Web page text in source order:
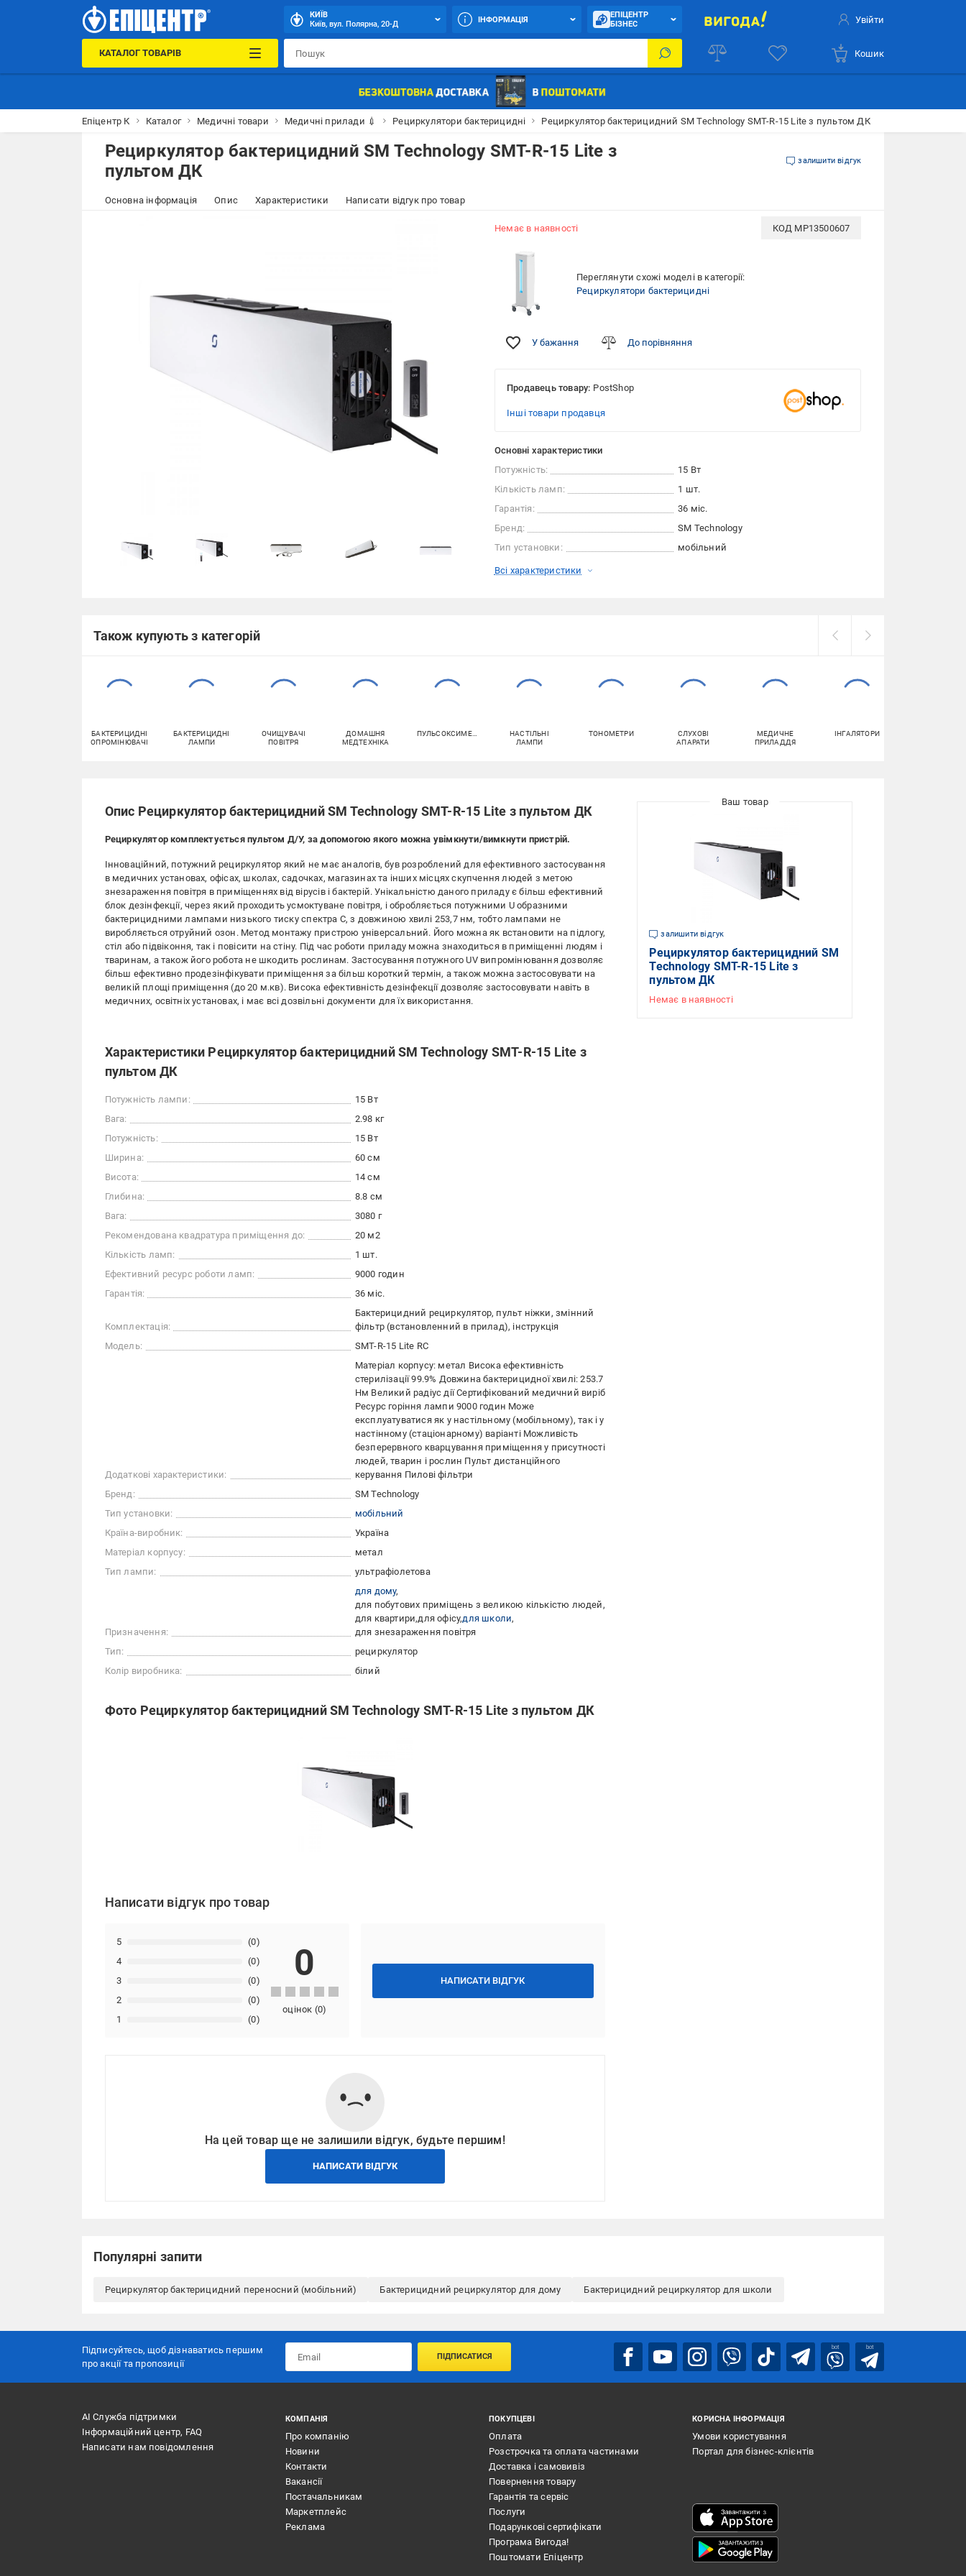
КИЇВ
Київ, вул. Полярна, 20-Д
ІНФОРМАЦІЯ
ЕПІЦЕНТР
БІЗНЕС
Увійти
КАТАЛОГ ТОВАРІВ Кошик
Епіцентр К Каталог Медичні товари Медичні прилади 💉 Рециркулятори бактерицидні Рециркулятор бактерицидний SM Technology SMT-R-15 Lite з пультом ДК
Рециркулятор бактерицидний SM Technology SMT-R-15 Lite з
пультом ДК
залишити відгук
Основна інформація Опис Характеристики Написати відгук про товар
Немає в наявності КОД MP13500607
Переглянути схожі моделі в категорії:
Рециркулятори бактерицидні
У бажання До порівняння
Продавець товару: PostShop
Інші товари продавця
Основні характеристики
Потужність:
15 Вт
Кількість ламп:
1 шт.
Гарантія:
36 міс.
Бренд:
SM Technology
Тип установки:
мобільний
Всі характеристики
Також купують з категорій
БАКТЕРИЦИДНІ
ОПРОМІНЮВАЧІ
БАКТЕРИЦИДНІ
ЛАМПИ
ОЧИЩУВАЧІ
ПОВІТРЯ
ДОМАШНЯ
МЕДТЕХНІКА
ПУЛЬСОКСИМЕТРИ
НАСТІЛЬНІ
ЛАМПИ
ТОНОМЕТРИ
СЛУХОВІ
АПАРАТИ
МЕДИЧНЕ
ПРИЛАДДЯ
ІНГАЛЯТОРИ
Опис Рециркулятор бактерицидний SM Technology SMT-R-15 Lite з пультом ДК
Рециркулятор комплектується пультом Д/У, за допомогою якого можна увімкнути/вимкнути пристрій.
Інноваційний, потужний рециркулятор який не має аналогів, був розроблений для ефективного застосування
в медичних установах, офісах, школах, садочках, магазинах та інших місцях скупчення людей з метою
знезараження повітря в приміщеннях від вірусів і бактерій. Унікальністю даного приладу є більш ефективний
блок дезінфекції, через який проходить усмоктуване повітря, і обробляється потужними U образними
бактерицидними лампами низького тиску спектра С, з довжиною хвилі 253,7 нм, тобто лампами не
виробляється отруйний озон. Метод монтажу пристрою універсальний. Його можна як встановити на підлогу,
стіл або підвіконня, так і повісити на стіну. Під час роботи приладу можна знаходиться в приміщенні людям і
тваринам, а також його робота не шкодить рослинам. Застосування потужного UV випромінювання дозволяє
більш ефективно продезінфікувати приміщення за більш короткий термін, а також можна застосовувати на
великій площі приміщення (до 20 м.кв). Висока ефективність дезінфекції дозволяє застосовувати навіть в
медичних, освітніх установах, і має всі дозвільні документи для їх використання.
Характеристики Рециркулятор бактерицидний SM Technology SMT-R-15 Lite з
пультом ДК
Потужність лампи:
15 Вт
Вага:
2.98 кг
Потужність:
15 Вт
Ширина:
60 см
Висота:
14 см
Глибина:
8.8 см
Вага:
3080 г
Рекомендована квадратура приміщення до:
20 м2
Кількість ламп:
1 шт.
Ефективний ресурс роботи ламп:
9000 годин
Гарантія:
36 міс.
Комплектація:
Бактерицидний рециркулятор, пульт ніжки, змінний
фільтр (встановленний в прилад), інструкція
Модель:
SMT-R-15 Lite RC
Додаткові характеристики:
Матеріал корпусу: метал Висока ефективність
стерилізації 99.9% Довжина бактерицидної хвилі: 253.7
Нм Великий радіус дії Сертифікований медичний виріб
Ресурс горіння лампи 9000 годин Може
експлуатуватися як у настільному (мобільному), так і у
настінному (стаціонарному) варіанті Можливість
безперервного кварцування приміщення у присутності
людей, тварин і рослин Пульт дистанційного
керування Пилові фільтри
Бренд:
SM Technology
Тип установки:
мобільний
Країна-виробник:
Україна
Матеріал корпусу:
метал
Тип лампи:
ультрафіолетова
Призначення:
для дому
для побутових приміщень з великою кількістю людей
для квартири для офісу для школи
для знезараження повітря
Тип:
рециркулятор
Колір виробника:
білий
Фото Рециркулятор бактерицидний SM Technology SMT-R-15 Lite з пультом ДК
Написати відгук про товар
НАПИСАТИ ВІДГУК
1 (0)
2 (0)
3 (0)
4 (0)
5 (0)
0
оцінок (0)
На цей товар ще не залишили відгук, будьте першим!
НАПИСАТИ ВІДГУК
залишити відгук
Рециркулятор бактерицидний SM
Technology SMT-R-15 Lite з
пультом ДК
Немає в наявності
Популярні запити
Рециркулятор бактерицидний переносний (мобільний) Бактерицидний рециркулятор для дому Бактерицидний рециркулятор для школи
Підписуйтесь, щоб дізнаватись першим
про акції та пропозиції
ПІДПИСАТИСЯ
bot bot
АІ Служба підтримки
Інформаційний центр, FAQ
Написати нам повідомлення
КОМПАНІЯ
Про компанію
Новини
Контакти
Вакансії
Постачальникам
Маркетплейс
Реклама
ПОКУПЦЕВІ
Оплата
Розстрочка та оплата частинами
Доставка і самовивіз
Повернення товару
Гарантія та сервіс
Послуги
Подарункові сертифікати
Програма Вигода!
Поштомати Епіцентр
КОРИСНА ІНФОРМАЦІЯ
Умови користування
Портал для бізнес-клієнтів